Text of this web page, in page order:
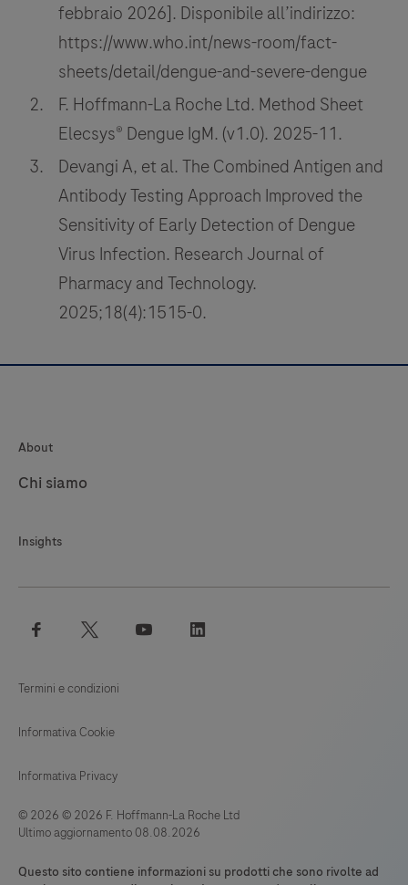
febbraio 2026]. Disponibile all’indirizzo:
https://www.who.int/news-room/fact-
sheets/detail/dengue-and-severe-dengue
F. Hoffmann-La Roche Ltd. Method Sheet
Elecsys® Dengue IgM. (v1.0). 2025-11.
Devangi A, et al. The Combined Antigen and
Antibody Testing Approach Improved the
Sensitivity of Early Detection of Dengue
Virus Infection. Research Journal of
Pharmacy and Technology.
2025;18(4):1515-0.
About
Chi siamo
Insights
facebook twitter youtube
Termini e condizioni
Informativa Cookie
Informativa Privacy
© 2026 © 2026 F. Hoffmann-La Roche Ltd
Ultimo aggiornamento 08.08.2026
Questo sito contiene informazioni su prodotti che sono rivolte ad